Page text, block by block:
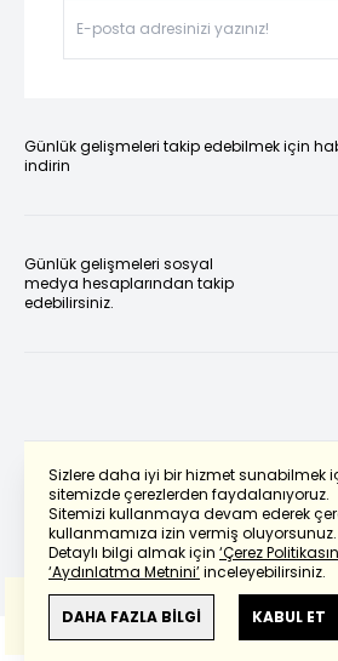
Sizlere daha iyi bir hizmet sunabilmek
sitemizde çerezlerden faydalanıyoruz.
Sitemizi kullanmaya devam ederek
kullanmamıza izin vermiş oluyorsunuz.
Detaylı bilgi almak için ‘Çerez
‘Aydınlatma Metnini’inceleyebilirsiniz.
DAHA FAZLA BİLGİ KABUL ET
Günlük gelişmeleri takip edebilmek için
indirin
Günlük gelişmeleri sosyal
medya hesaplarından takip
edebilirsiniz.
Powered by Translate
Bu çevirideGoogle Translete
Anlam ve çeviri hatalarından
sorumlu değildir.